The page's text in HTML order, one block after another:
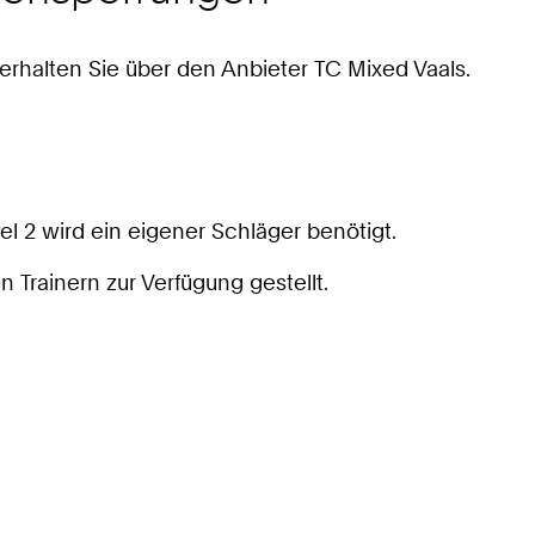
Sie über den Anbieter TC Mixed Vaals.
2 wird ein eigener Schläger benötigt.
Trainern zur Verfügung gestellt.